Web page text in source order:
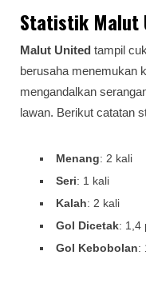
Statistik Malut
Malut United tampil
berusaha menemukan
mengandalkan
lawan. Berikut catatan
Menang: 2 kali
Seri: 1 kali
Kalah: 2 kali
Gol Dicetak: 1,4
Gol Kebobolan: